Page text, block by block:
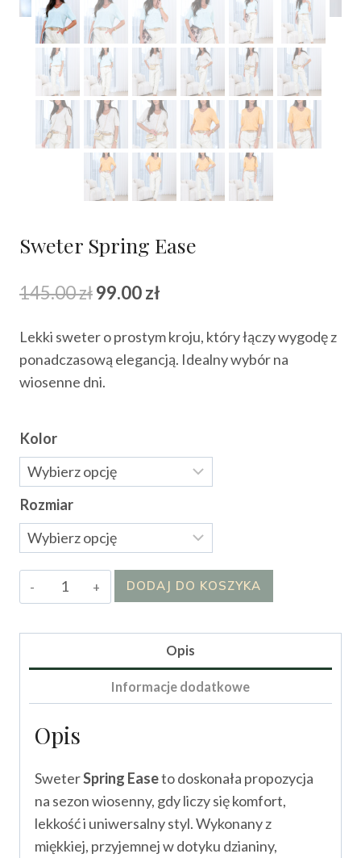
Sweter Spring Ease
145.00złPierwotna
wynosiła:
145.00 zł.
99.00zł
wynosi:
Lekki sweter o prostym kroju, który łączy wygodę z
ponadczasową elegancją. Idealny wybór na
wiosenne dni.
Kolor
Rozmiar
ilość
Sweter
DODAJ DO KOSZYKA
Opis
Informacje dodatkowe
Opis
SweterSpring Easeto doskonała propozycja
na sezon wiosenny, gdy liczy się komfort,
lekkość i uniwersalny styl. Wykonany z
miękkiej, przyjemnej w dotyku dzianiny,